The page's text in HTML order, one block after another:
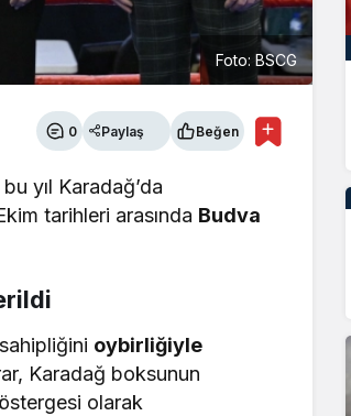
Foto: BSCG
0 Paylaş Beğen
yıl Karadağ’da
tarihleri arasında Budva
oybirliğiyle
Karadağ boksunun
olarak